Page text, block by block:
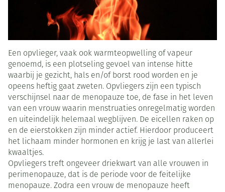
Een opvlieger, vaak ook warmteopwelling of vapeur
genoemd, is een plotseling gevoel van intense hitte
waarbij je gezicht, hals en/of borst rood worden en je
opeens heftig gaat zweten. Opvliegers zijn een typisch
verschijnsel naar de menopauze toe, de fase in het leven
van een vrouw waarin menstruaties onregelmatig worden
en uiteindelijk helemaal wegblijven. De eicellen raken op
en de eierstokken zijn minder actief. Hierdoor produceert
het lichaam minder hormonen en krijg je last van allerlei
kwaaltjes.
Opvliegers treft ongeveer driekwart van alle vrouwen in
perimenopauze, dat is de periode voor de feitelijke
menopauze. Zodra een vrouw de menopauze heeft